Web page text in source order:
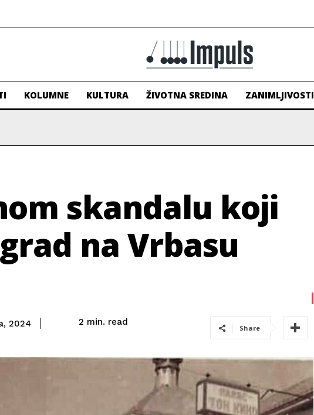
KOLUMNE KULTURA ŽIVOTNA SREDINA ZANIMLJIVOSTI
skandalu koji
na Vrbasu
2024 2 min. read
Share